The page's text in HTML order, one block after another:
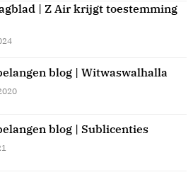
| Z Air krijgt toestemming
blog | Witwaswalhalla
blog | Sublicenties